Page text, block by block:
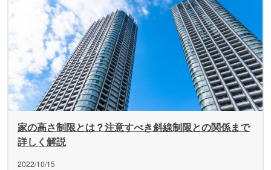
家の高さ制限とは？注意すべき斜線制限との関係まで
詳しく解説
2022/10/15